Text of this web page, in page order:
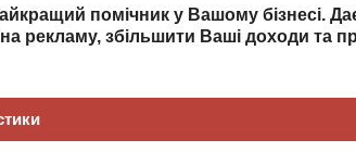
помічник у Вашому бізнесі.
рекламу, збільшити Ваші доходи та